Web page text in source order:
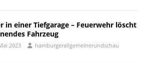
in einer Tiefgarage – Feuerwehr löscht
Fahrzeug
2023 hamburgerallgemeinerundschau